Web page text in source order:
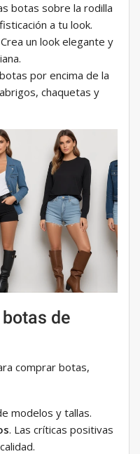
botas sobre la rodilla
a tu look.
un look elegante y
por encima de la
chaquetas y
de
comprar botas,
modelos y tallas.
. Las críticas positivas